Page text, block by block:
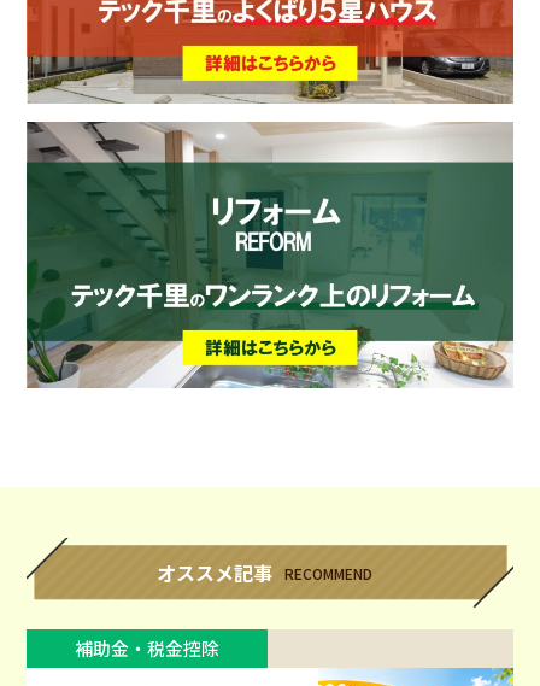
オススメ記事 RECOMMEND
補助金・税金控除